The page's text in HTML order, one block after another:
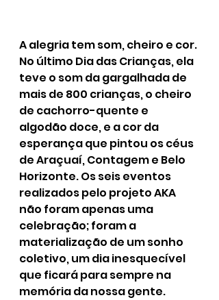
A alegria tem som, cheiro e cor.
No último Dia das Crianças, ela
teve o som da gargalhada de
mais de 800 crianças, o cheiro
de cachorro-quente e
algodão doce, e a cor da
esperança que pintou os céus
de Araçuaí, Contagem e Belo
Horizonte. Os seis eventos
realizados pelo projeto AKA
não foram apenas uma
celebração; foram a
materialização de um sonho
coletivo, um dia inesquecível
que ficará para sempre na
memória da nossa gente.